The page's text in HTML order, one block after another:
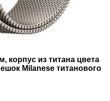
корпус из титана цвета
Milanese титанового